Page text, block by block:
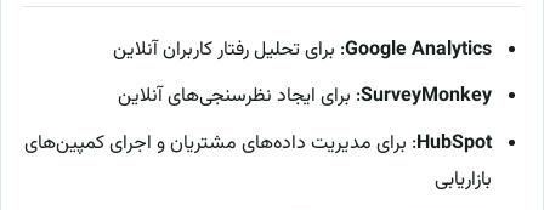
Google Analytics: برای تحلیل رفتار کاربران آنلاین
SurveyMonkey: برای ایجاد نظرسنجی‌های آنلاین
HubSpot: برای مدیریت داده‌های مشتریان و اجرای کمپین‌های
بازاریابی